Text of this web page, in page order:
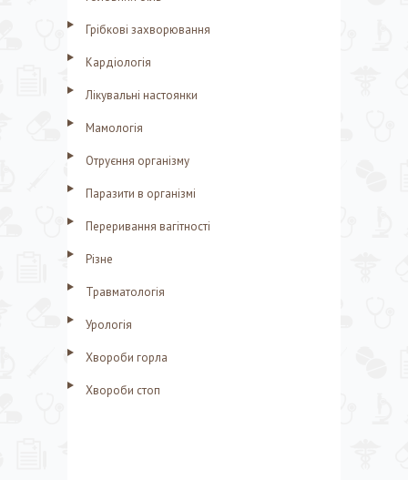
Грібкові захворювання
Кардіологія
Лікувальні настоянки
Мамологія
Отруєння організму
Паразити в організмі
Переривання вагітності
Різне
Травматологія
Урологія
Хвороби горла
Хвороби стоп